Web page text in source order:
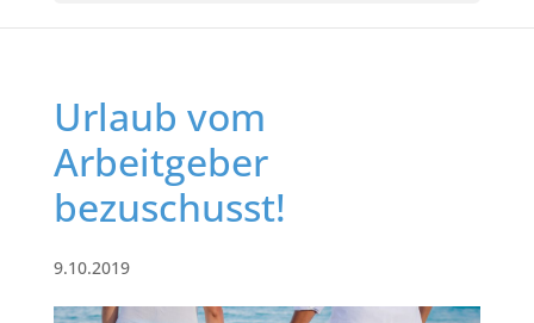
Urlaub vom
Arbeitgeber
bezuschusst!
9.10.2019